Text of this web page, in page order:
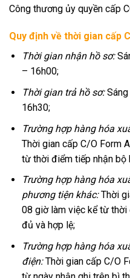
Công thương ủy quyền cấp
Quy định về thời gian cấp
Thời gian nhận hồ sơ:
– 16h00;
Thời gian trả hồ sơ:Sáng
16h30;
Trường hợp hàng hóa
Thời gian cấp C/O Form
từ thời điểm tiếp nhận bộ
Trường hợp hàng hóa
phương tiện khác:Thời
08 giờ làm việc kể từ
đủ và hợp lệ;
Trường hợp hàng hóa
điện:Thời gian cấp C/O